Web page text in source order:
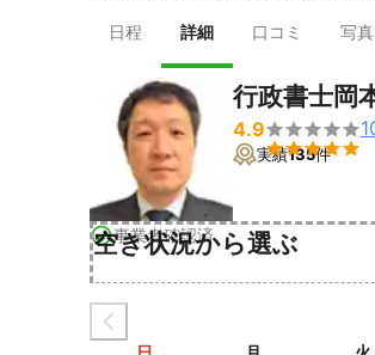
日程 詳細 口コミ 写真
事業者確認済
行政書士岡
4.9

実績135件
空き状況から選ぶ